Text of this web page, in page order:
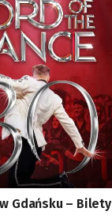
Gdańsku – Bilety